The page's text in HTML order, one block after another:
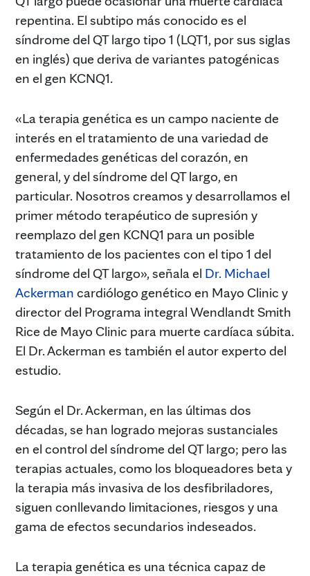
repentina. El subtipo más conocido es el
síndrome del QT largo tipo 1 (LQT1, por sus siglas
en inglés) que deriva de variantes patogénicas
en el gen KCNQ1.
«La terapia genética es un campo naciente de
interés en el tratamiento de una variedad de
enfermedades genéticas del corazón, en
general, y del síndrome del QT largo, en
particular. Nosotros creamos y desarrollamos el
primer método terapéutico de supresión y
reemplazo del gen KCNQ1 para un posible
tratamiento de los pacientes con el tipo 1 del
síndrome del QT largo», señala el Dr. Michael
Ackerman cardiólogo genético en Mayo Clinic y
director del Programa integral Wendlandt Smith
Rice de Mayo Clinic para muerte cardíaca súbita.
El Dr. Ackerman es también el autor experto del
estudio.
Según el Dr. Ackerman, en las últimas dos
décadas, se han logrado mejoras sustanciales
en el control del síndrome del QT largo; pero las
terapias actuales, como los bloqueadores beta y
la terapia más invasiva de los desfibriladores,
siguen conllevando limitaciones, riesgos y una
gama de efectos secundarios indeseados.
La terapia genética es una técnica capaz de